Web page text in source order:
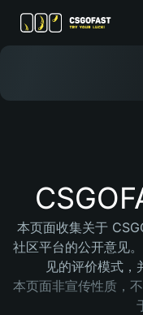
本页面收集关于
社区平台的公开意见
见的评价模式，
本页面非宣传性质，